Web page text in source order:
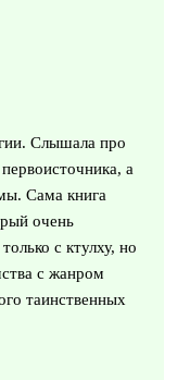
Слышала про
а
Сама книга
очень
с ктулху, но
с жанром
таинственных